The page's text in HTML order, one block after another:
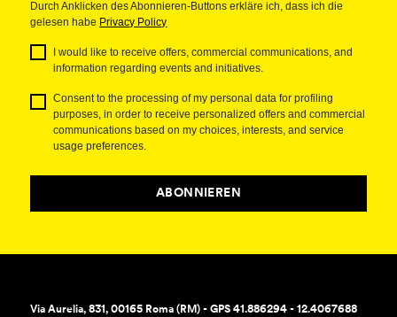
Durch Anklicken des Abonnieren-Buttons erkläre ich, dass ich die
gelesen habe Privacy Policy
I would like to receive offers, commercial communications, and
information regarding events and initiatives.
Consent to the processing of my personal data for profiling
purposes, in order to receive personalized offers and commercial
communications based on my choices, interests, and service
usage preferences.
ABONNIEREN
Via Aurelia, 831, 00165 Roma (RM) - GPS 41.886294 - 12.4067688